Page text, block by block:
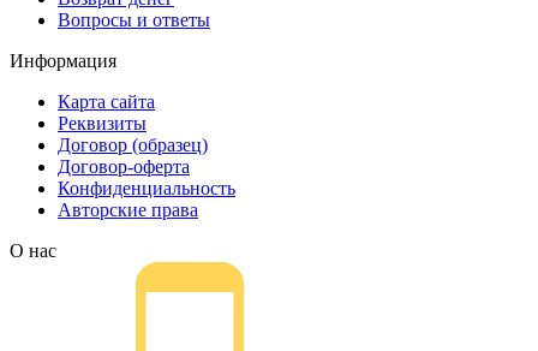
Вопросы и ответы
Информация
Карта сайта
Реквизиты
Договор (образец)
Договор-оферта
Конфиденциальность
Авторские права
О нас